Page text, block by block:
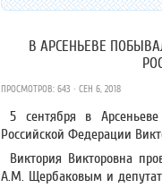
В АРСЕНЬЕВЕ
ПРОСМОТРОВ: 643 · СЕН 6, 2018
5 сентября в
Российской Федерации
Виктория Викторовна
А.М. Щербаковым и